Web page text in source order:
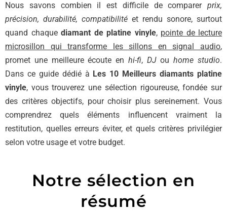
Nous savons combien il est difficile de comparer prix,
précision, durabilité, compatibilité et rendu sonore, surtout
quand chaque diamant de platine vinyle, pointe de lecture
microsillon qui transforme les sillons en signal audio,
promet une meilleure écoute en hi-fi, DJouhome studio.
Dans ce guide dédié à Les 10 Meilleurs diamants platine
vinyle, vous trouverez une sélection rigoureuse, fondée sur
des critères objectifs, pour choisir plus sereinement. Vous
comprendrez quels éléments influencent vraiment la
restitution, quelles erreurs éviter, et quels critères privilégier
selon votre usage et votre budget.
Notre sélection en
résumé